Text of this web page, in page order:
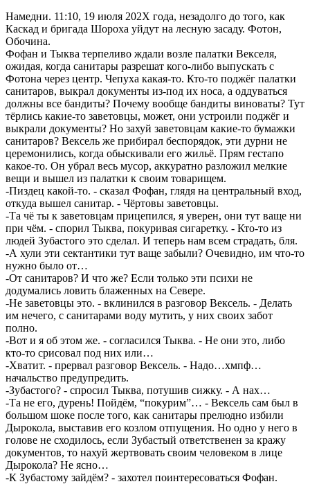
Намедни. 11:10, 19 июля 202Х года, незадолго до того, как
Каскад и бригада Шороха уйдут на лесную засаду. Фотон,
Обочина.
Фофан и Тыква терпеливо ждали возле палатки Векселя,
ожидая, когда санитары разрешат кого-либо выпускать с
Фотона через центр. Чепуха какая-то. Кто-то поджёг палатки
санитаров, выкрал документы из-под их носа, а оддуваться
должны все бандиты? Почему вообще бандиты виноваты? Тут
тёрлись какие-то заветовцы, может, они устроили поджёг и
выкрали документы? Но захуй заветовцам какие-то бумажки
санитаров? Вексель же прибирал беспорядок, эти дурни не
церемонились, когда обыскивали его жильё. Прям гестапо
какое-то. Он убрал весь мусор, аккуратно разложил мелкие
вещи и вышел из палатки к своим товарищем.
-Пиздец какой-то. - сказал Фофан, глядя на центральный вход,
откуда вышел санитар. - Чёртовы заветовцы.
-Та чё ты к заветовцам прицепился, я уверен, они тут ваще ни
при чём. - спорил Тыква, покуривая сигаретку. - Кто-то из
людей Зубастого это сделал. И теперь нам всем страдать, бля.
-А хули эти сектантики тут ваще забыли? Очевидно, им что-то
нужно было от…
-От санитаров? И что же? Если только эти психи не
додумались ловить блаженных на Севере.
-Не заветовцы это. - вклинился в разговор Вексель. - Делать
им нечего, с санитарами воду мутить, у них своих забот
полно.
-Вот и я об этом же. - согласился Тыква. - Не они это, либо
кто-то срисовал под них или…
-Хватит. - прервал разговор Вексель. - Надо…хмпф…
начальство предупредить.
-Зубастого? - спросил Тыква, потушив сижку. - А нах…
-Та не его, дурень! Пойдём, “покурим”… - Вексель сам был в
большом шоке после того, как санитары прелюдно избили
Дырокола, выставив его козлом отпущения. Но одно у него в
голове не сходилось, если Зубастый ответственен за кражу
документов, то нахуй жертвовать своим человеком в лице
Дырокола? Не ясно…
-К Зубастому зайдём? - захотел поинтересоваться Фофан.